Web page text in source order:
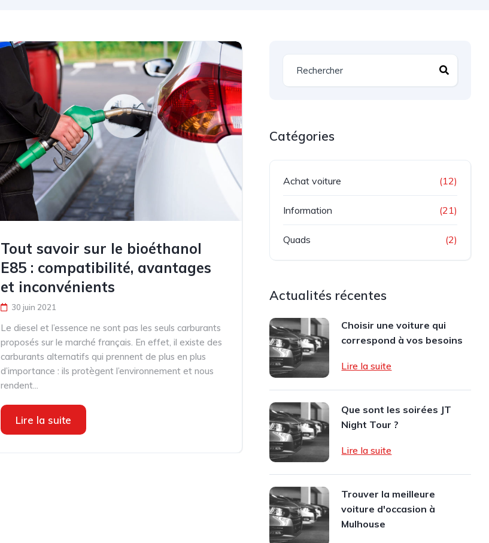
Tout savoir sur le bioéthanol
E85 : compatibilité, avantages
et inconvénients
30 juin 2021
Le diesel et l’essence ne sont pas les seuls carburants
proposés sur le marché français. En effet, il existe des
carburants alternatifs qui prennent de plus en plus
d’importance : ils protègent l’environnement et nous
rendent...
Lire la suite
Catégories
Achat voiture (12)
Information (21)
Quads (2)
Actualités récentes
Choisir une voiture qui
correspond à vos besoins
Lire la suite
Que sont les soirées JT
Night Tour ?
Lire la suite
Trouver la meilleure
voiture d'occasion à
Mulhouse